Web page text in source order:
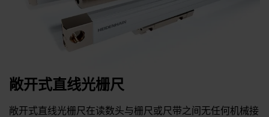
敞开式直线光栅尺
敞开式直线光栅尺在读数头与栅尺或尺带之间无任何机械接